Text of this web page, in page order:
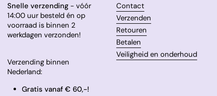
Snelle verzending - vóór
14:00 uur besteld én op
voorraad is binnen 2
werkdagen verzonden!
Verzending binnen
Nederland:
Gratis vanaf € 60,-!
Contact
Verzenden
Retouren
Betalen
Veiligheid en onderhoud